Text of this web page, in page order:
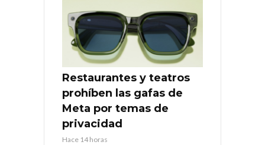
Restaurantes y teatros
prohíben las gafas de
Meta por temas de
privacidad
Hace 14 horas